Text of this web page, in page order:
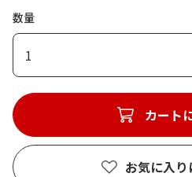
数量
1
カート
お気に入